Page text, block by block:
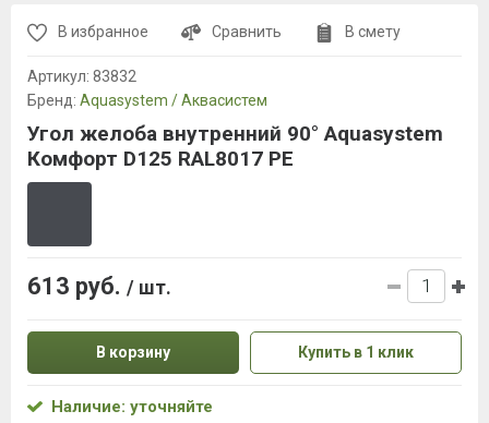
В избранное Сравнить В смету
Артикул: 83832
Бренд: Aquasystem / Аквасистем
Угол желоба внутренний 90° Aquasystem
Комфорт D125 RAL8017 PE
613 руб. / шт.
В корзину Купить в 1 клик
Наличие: уточняйте